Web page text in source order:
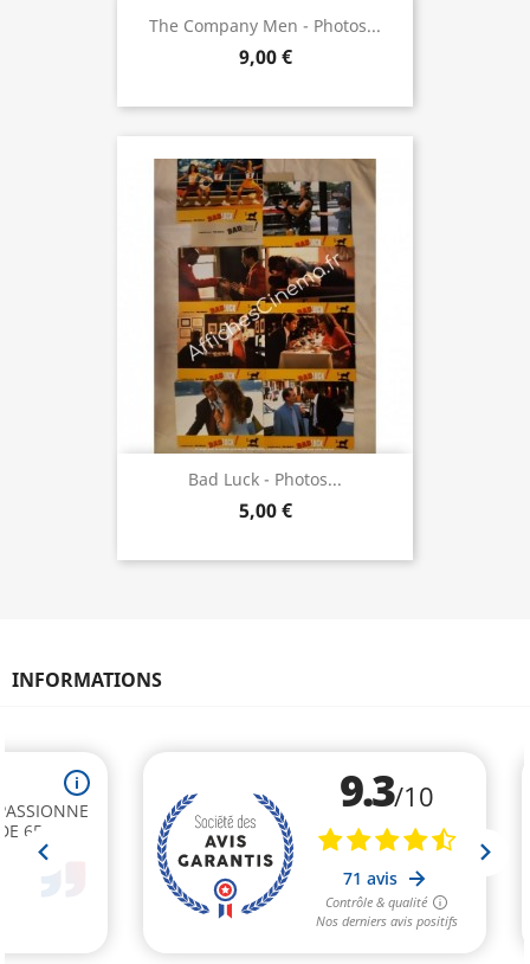
The Company Men - Photos...
9,00 €
Bad Luck - Photos...
5,00 €
INFORMATIONS